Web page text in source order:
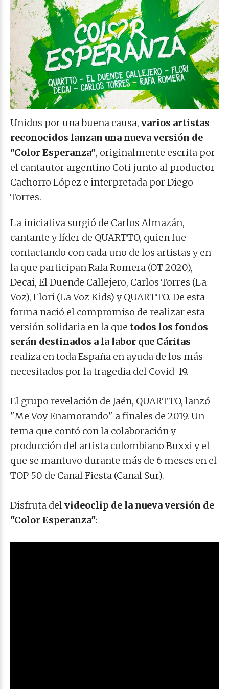
Unidos por una buena causa, varios artistas
reconocidos lanzan una nueva versión de
"Color Esperanza", originalmente escrita por
el cantautor argentino Coti junto al productor
Cachorro López e interpretada por Diego
Torres.
La iniciativa surgió de Carlos Almazán,
cantante y líder de QUARTTO, quien fue
contactando con cada uno de los artistas y en
la que participan Rafa Romera (OT 2020),
Decai, El Duende Callejero, Carlos Torres (La
Voz), Flori (La Voz Kids) y QUARTTO. De esta
forma nació el compromiso de realizar esta
versión solidaria en la que todos los fondos
serán destinados a la labor que Cáritas
realiza en toda España en ayuda de los más
necesitados por la tragedia del Covid-19.
El grupo revelación de Jaén, QUARTTO, lanzó
"Me Voy Enamorando" a finales de 2019. Un
tema que contó con la colaboración y
producción del artista colombiano Buxxi y el
que se mantuvo durante más de 6 meses en el
TOP 50 de Canal Fiesta (Canal Sur).
Disfruta delvideoclip de la nueva versión de
"Color Esperanza":